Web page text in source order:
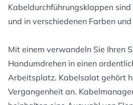
Kabeldurchführungsklappen
und in verschiedenen Farben
Mit einem verwandeln Sie Ihren
Handumdrehen in einen
Arbeitsplatz. Kabelsalat gehört
Vergangenheit an.